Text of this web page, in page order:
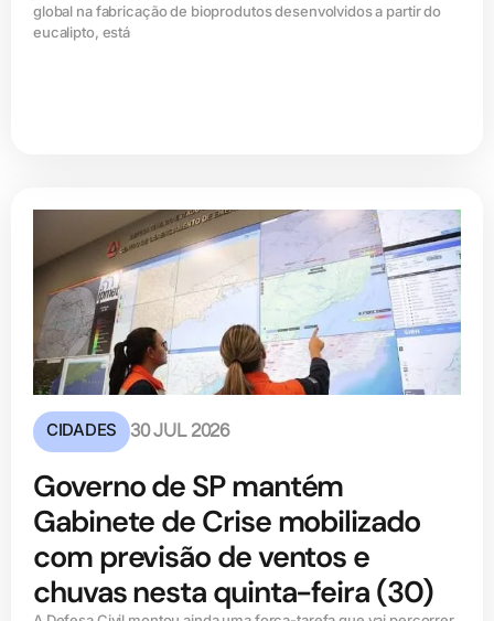
global na fabricação de bioprodutos desenvolvidos a partir do
eucalipto, está
CIDADES 30 JUL 2026
Governo de SP mantém
Gabinete de Crise mobilizado
com previsão de ventos e
chuvas nesta quinta-feira (30)